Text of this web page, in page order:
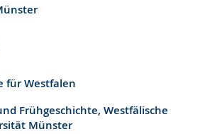
für Westfalen
Frühgeschichte, Westfälische
Münster